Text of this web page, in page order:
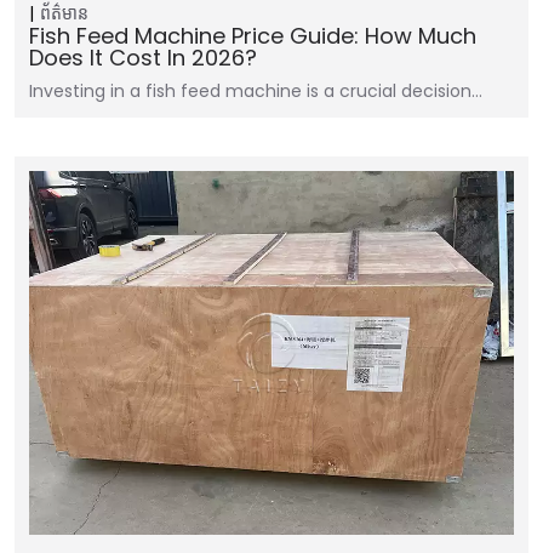
ព័ត៌មាន
Fish Feed Machine Price Guide: How Much
Does It Cost In 2026?
Investing in a fish feed machine is a crucial decision…